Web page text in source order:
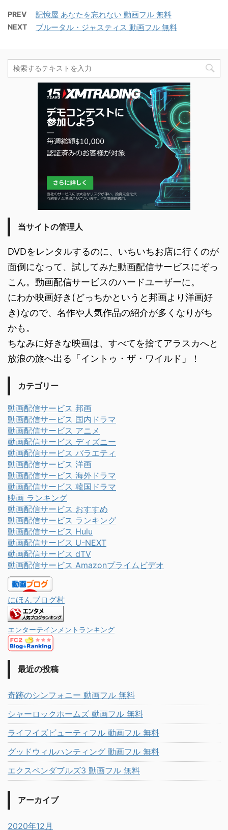
PREV 記憶屋 あなたを忘れない 動画フル 無料
NEXT ブルータル・ジャスティス 動画フル 無料
当サイトの管理人
DVDをレンタルするのに、いちいちお店に行くのが
面倒になって、試してみた動画配信サービスにぞっ
こん。動画配信サービスのハードユーザーに。
にわか映画好き(どっちかというと邦画より洋画好
き)なので、名作や人気作品の紹介が多くなりがち
かも。
ちなみに好きな映画は、すべてを捨てアラスカへと
放浪の旅へ出る「イントゥ・ザ・ワイルド」！
カテゴリー
動画配信サービス 邦画
動画配信サービス 国内ドラマ
動画配信サービス アニメ
動画配信サービス ディズニー
動画配信サービス バラエティ
動画配信サービス 洋画
動画配信サービス 海外ドラマ
動画配信サービス 韓国ドラマ
映画 ランキング
動画配信サービス おすすめ
動画配信サービス ランキング
動画配信サービス Hulu
動画配信サービス U-NEXT
動画配信サービス dTV
動画配信サービス Amazonプライムビデオ
にほんブログ村
エンターテインメントランキング
最近の投稿
奇跡のシンフォニー 動画フル 無料
シャーロックホームズ 動画フル 無料
ライフイズビューティフル 動画フル 無料
グッドウィルハンティング 動画フル 無料
エクスペンダブルズ3 動画フル 無料
アーカイブ
2020年12月